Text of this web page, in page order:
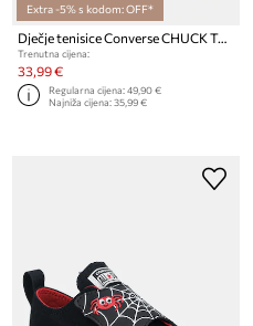
Extra -5% s kodom: OFF*
Dječje tenisice Converse CHUCK TAYLOR ALL STAR ONE STRAP
Trenutna cijena:
33,99 €
Regularna cijena:49,90 €
Najniža cijena:35,99 €